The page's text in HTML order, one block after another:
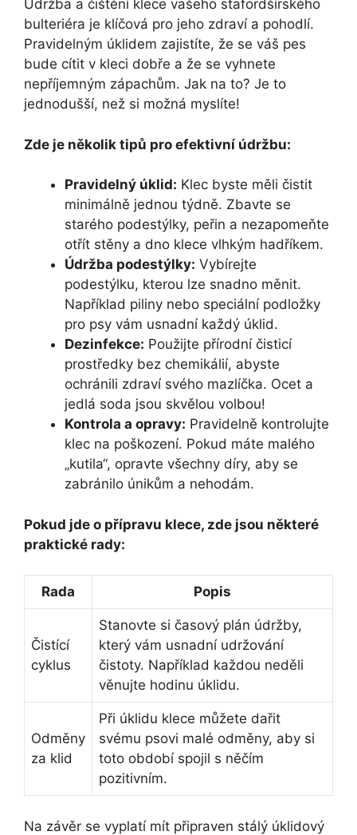
Údržba a čištění klece vašeho stafordšírského
bulteriéra je klíčová pro jeho zdraví a pohodlí.
Pravidelným úklidem zajistíte, že se váš pes
bude cítit v kleci dobře a že se vyhnete
nepříjemným zápachům. Jak na to? Je to
jednodušší, než si možná myslíte!
Zde je několik tipů pro efektivní údržbu:
Pravidelný úklid: Klec byste měli čistit
minimálně jednou týdně. Zbavte se
starého podestýlky, peřin a nezapomeňte
otřít stěny a dno klece vlhkým hadříkem.
Údržba podestýlky: Vybírejte
podestýlku, kterou lze snadno měnit.
Například piliny nebo speciální podložky
pro psy vám usnadní každý úklid.
Dezinfekce: Použijte přírodní čisticí
prostředky bez chemikálií, abyste
ochránili zdraví svého mazlíčka. Ocet a
jedlá soda jsou skvělou volbou!
Kontrola a opravy: Pravidelně kontrolujte
klec na poškození. Pokud máte malého
„kutila“, opravte všechny díry, aby se
zabránilo únikům a nehodám.
Pokud jde o přípravu klece, zde jsou některé
praktické rady:
Rada Popis
Čistící
cyklus
Stanovte si časový plán údržby,
který vám usnadní udržování
čistoty. Například každou neděli
věnujte hodinu úklidu.
Odměny
za klid
Při úklidu klece můžete dařit
svému psovi malé odměny, aby si
toto období spojil s něčím
pozitivním.
Na závěr se vyplatí mít připraven stálý úklidový